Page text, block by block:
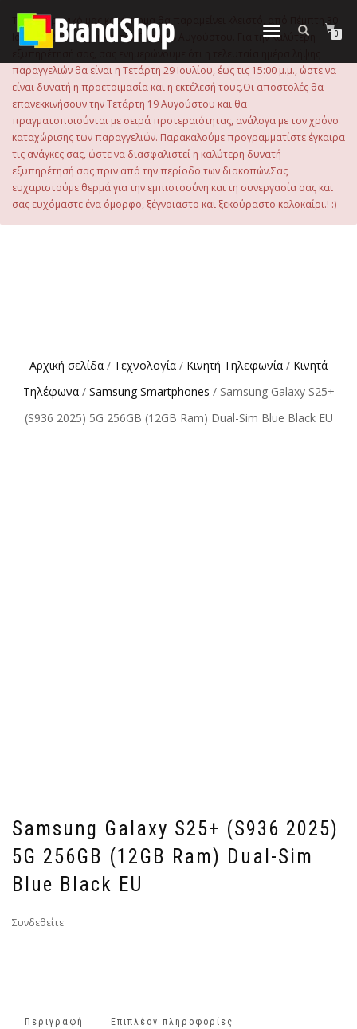
περιεχόμενο
Εναλλαγή
0
Το ηλεκτρονικό μας κατάστημα θα παραμείνει κλειστό, από Πέμπτη 30
Ιουλίου 2026 μέχρι και την Τρίτη 18 Αυγούστου. Για την καλύτερη
εξυπηρέτησή σας, σας ενημερώνουμε ότι η τελευταία ημέρα λήψης
παραγγελιών θα είναι η Τετάρτη 29 Ιουλίου, έως τις 15:00 μ.μ., ώστε να
είναι δυνατή η προετοιμασία και η εκτέλεσή τους.Οι αποστολές θα
επανεκκινήσουν την Τετάρτη 19 Αυγούστου και θα
πραγματοποιούνται με σειρά προτεραιότητας, ανάλογα με τον χρόνο
καταχώρισης των παραγγελιών. Παρακαλούμε προγραμματίστε έγκαιρα
τις ανάγκες σας, ώστε να διασφαλιστεί η καλύτερη δυνατή
εξυπηρέτησή σας πριν από την περίοδο των διακοπών.Σας
ευχαριστούμε θερμά για την εμπιστοσύνη και τη συνεργασία σας και
σας ευχόμαστε ένα όμορφο, ξέγνοιαστο και ξεκούραστο καλοκαίρι.! :)
Αρχική σελίδα / Τεχνολογία / Κινητή Τηλεφωνία / Κινητά
Τηλέφωνα/ Samsung Smartphones / Samsung Galaxy S25+
(S936 2025) 5G 256GB (12GB Ram) Dual-Sim Blue Black EU
Samsung Galaxy S25+ (S936 2025)
5G 256GB (12GB Ram) Dual-Sim
Blue Black EU
Συνδεθείτε
Περιγραφή Επιπλέον πληροφορίες